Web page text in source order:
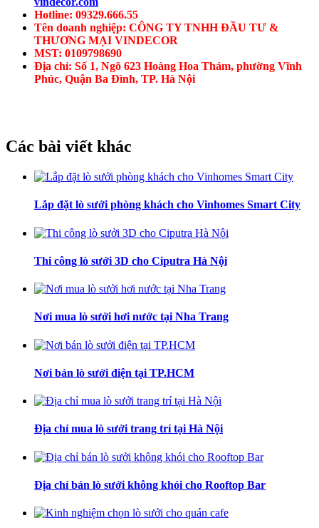
Hotline: 09329.666.55
Tên doanh nghiệp: CÔNG TY TNHH ĐẦU TƯ &
THƯƠNG MẠI VINDECOR
MST: 0109798690
Địa chỉ: Số 1, Ngõ 623 Hoàng Hoa Thám, phường Vĩnh
Phúc, Quận Ba Đình, TP. Hà Nội
Các bài viết khác
Lắp đặt lò sưởi phòng khách cho Vinhomes Smart City
Thi công lò sưởi 3D cho Ciputra Hà Nội
Nơi mua lò sưởi hơi nước tại Nha Trang
Nơi bán lò sưởi điện tại TP.HCM
Địa chỉ mua lò sưởi trang trí tại Hà Nội
Địa chỉ bán lò sưởi không khói cho Rooftop Bar